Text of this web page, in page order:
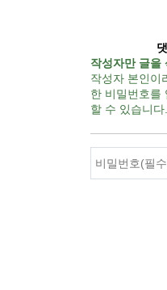
작성자만 글을
작성자 본인이
한 비밀번호를
할 수 있습니다.